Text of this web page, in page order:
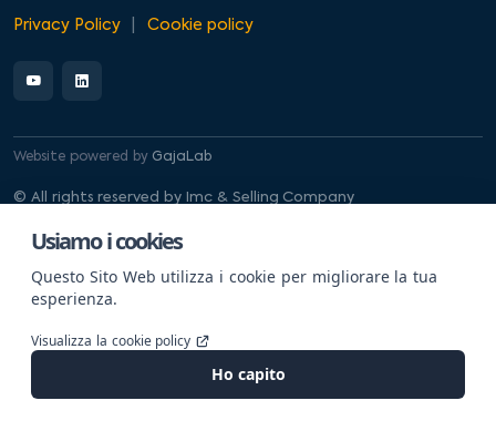
Privacy Policy Cookie policy
Website powered by GajaLab
© All rights reserved by Imc & Selling Company
Usiamo i cookies
Questo Sito Web utilizza i cookie per migliorare la tua
esperienza.
Visualizza la cookie policy
Ho capito